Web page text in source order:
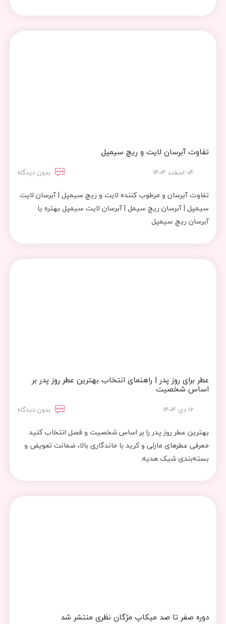
تفاوت آبرسان لایت و ریچ سیمپل
04 اسفند 1404 بدون دیدگاه
تفاوت آبرسان و مرطوب کننده لایت و ریچ سیمپل | آبرسان لایت
سیمپل | آبرسان ریچ سیمل | آبرسان لایت سیمپل بهتره یا
آبرسان ریچ سیمپل
عطر برای روز پدر | راهنمای انتخاب بهترین عطر روز پدر بر
اساس شخصیت
12 دی 1404 بدون دیدگاه
بهترین عطر روز پدر را بر اساس شخصیت و فصل انتخاب کنید.
معرفی عطرهای مارلی و کرید با ماندگاری بالا، ضمانت تعویض و
بسته‌بندی شیک هدیه.
دوره صفر تا صد میکاپ مژگان نظری منتشر شد